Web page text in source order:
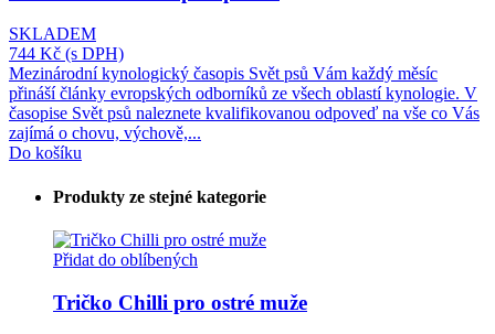
SKLADEM
744 Kč (s DPH)
Mezinárodní kynologický časopis Svět psů Vám každý měsíc
přináší články evropských odborníků ze všech oblastí kynologie. V
časopise Svět psů naleznete kvalifikovanou odpoveď na vše co Vás
zajímá o chovu, výchově,...
Do košíku
Produkty ze stejné kategorie
Přidat do oblíbených
Tričko Chilli pro ostré muže